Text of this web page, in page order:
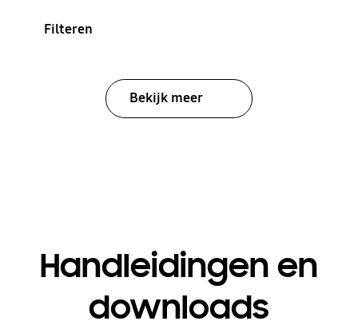
Filteren
Bekijk meer
Handleidingen en
downloads